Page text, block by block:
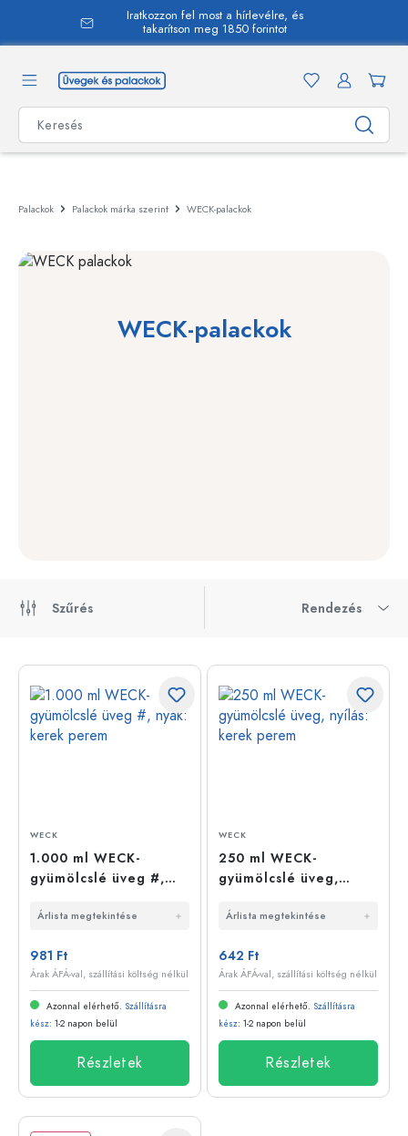
Iratkozzon fel most a hírlevélre, és
takarítson meg 1850 forintot
Palackok Palackok márka szerint WECK-palackok
WECK-palackok
Szűrés Rendezés
WECK
1.000 ml WECK-
gyümölcslé üveg #,
Árlista megtekintése
981 Ft
Árak ÁFÁ-val, szállítási költség nélkül
Azonnal elérhető. Szállításra
kész: 1-2 napon belül
Részletek
WECK
250 ml WECK-
gyümölcslé üveg,
Árlista megtekintése
642 Ft
Árak ÁFÁ-val, szállítási költség nélkül
Azonnal elérhető. Szállításra
kész: 1-2 napon belül
Részletek